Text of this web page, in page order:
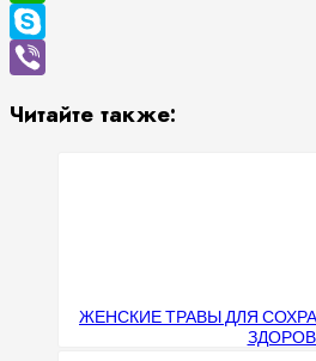
WhatsApp
Skype
Читайте также:
ЖЕНСКИЕ ТРАВЫ ДЛЯ